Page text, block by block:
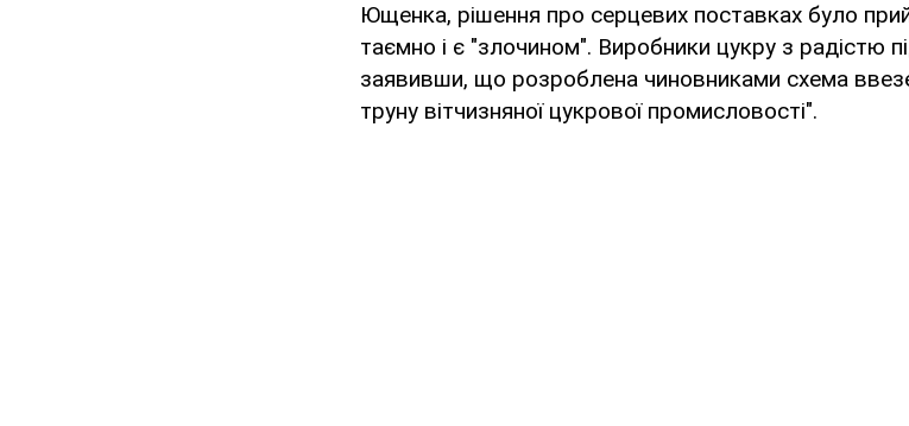
Ющенка, рішення про серцевих поставках було
таємно і є "злочином". Виробники цукру з радістю
заявивши, що розроблена чиновниками схема
труну вітчизняної цукрової промисловості".